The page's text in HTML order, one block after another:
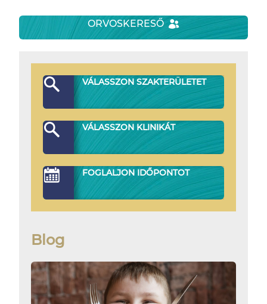
ORVOSKERESŐ
VÁLASSZON SZAKTERÜLETET
VÁLASSZON KLINIKÁT
FOGLALJON IDŐPONTOT
Blog